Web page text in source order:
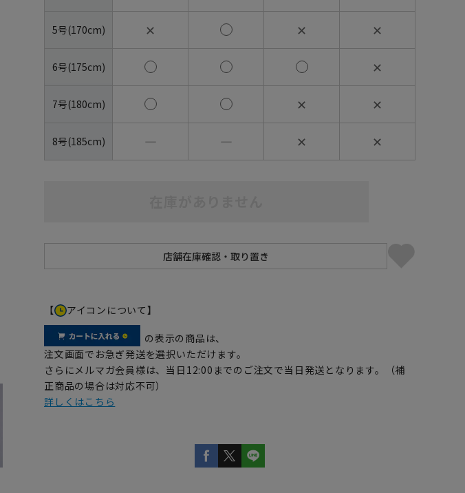
5号(170cm) ✕ ✕ ✕
6号(175cm) ✕
7号(180cm) ✕ ✕
8号(185cm) ― ― ✕ ✕
【 アイコンについて】
の表示の商品は、
注文画面でお急ぎ発送を選択いただけます。
さらにメルマガ会員様は、当日12:00までのご注文で当日発送となります。（補
正商品の場合は対応不可）
詳しくはこちら